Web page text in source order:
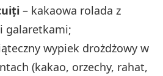
– kakaowa rolada z
galaretkami;
wypiek drożdżowy w
(kakao, orzechy, rahat,